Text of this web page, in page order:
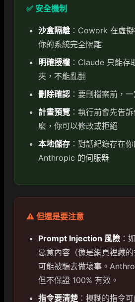
✅ 安全機制
沙盒隔離 ：Cowork 在虛
你的系統完全隔離
明確授權 ：Claude 只能存
夾，不能亂翻
刪除確認 ：要刪檔案前，
計畫預覽 ：執行前會先告
麼，你可以修改或拒絕
本地儲存 ：對話紀錄存在
Anthropic 的伺服器
⚠️ 但還是要注意
Prompt Injection 風險 ：
惡意內容（像是網頁裡藏
可能被騙去做壞事。
但不保證 100% 有效。
指令要清楚 ：模糊的指令